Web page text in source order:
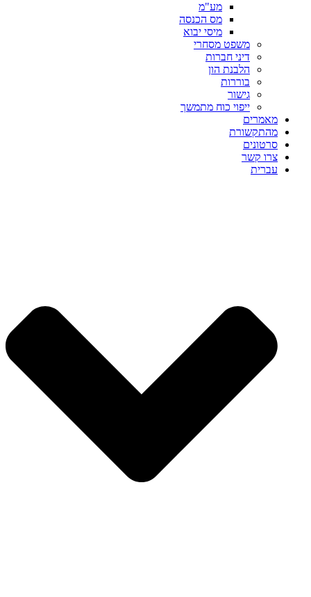
מע"מ
מס הכנסה
מיסי יבוא
משפט מסחרי
דיני חברות
הלבנת הון
בוררות
גישור
ייפוי כוח מתמשך
מאמרים
מהתקשורת
סרטונים
צרו קשר
עברית